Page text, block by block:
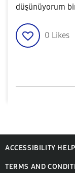
düşünüyorum
0 Likes
ACCESSIBILITY HELP
TERMS AND